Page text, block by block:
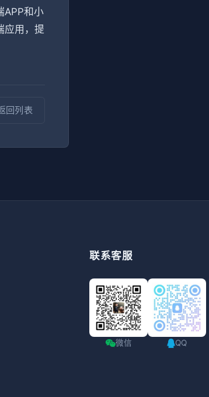
APP和小
应用，提
回列表
联系客服
微信 QQ